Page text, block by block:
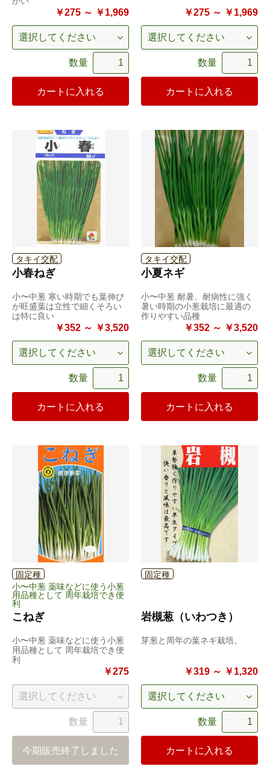
￥275 ～ ￥1,969
数量
カートに入れる
￥275 ～ ￥1,969
数量
カートに入れる
タキイ交配
小春ねぎ
小〜中葱 寒い時期でも葉伸び
が旺盛葉は立性で細くそろい
は特に良い
￥352 ～ ￥3,520
数量
カートに入れる
タキイ交配
小夏ネギ
小〜中葱 耐暑、耐病性に強く
暑い時期の小葱栽培に最適の
作りやすい品種
￥352 ～ ￥3,520
数量
カートに入れる
固定種
小〜中葱 薬味などに使う小葱
用品種として 周年栽培でき便
利
こねぎ
小〜中葱 薬味などに使う小葱
用品種として 周年栽培でき便
利
￥275
数量
今期販売終了しました
固定種
岩槻葱（いわつき）
芽葱と周年の葉ネギ栽培。
￥319 ～ ￥1,320
数量
カートに入れる